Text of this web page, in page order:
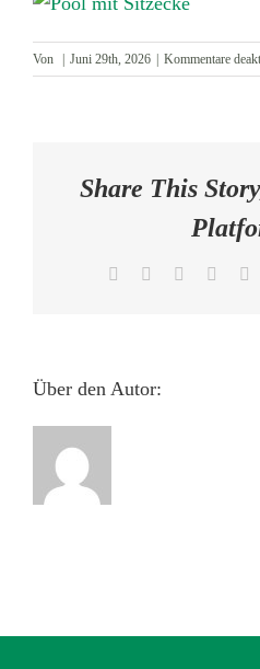
ÜBER UNS
AKTUELLES
Von | Juni 29th, 2026 | Kommentare
Share This
Facebook Reddit
Über den Autor: